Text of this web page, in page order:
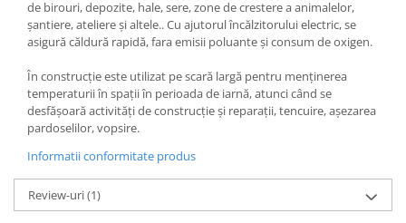
Semanatoare,Plantatoare
Sere
Suflante & Aspiratoare
Aspiratoare
Suflante Frunze
Unelte Gradinarit
Ventilatoare & Sisteme Racire
de birouri, depozite, hale, sere, zone de crestere a animalelor,
șantiere, ateliere și altele.. Cu ajutorul încălzitorului electric, se
asigură căldură rapidă, fara emisii poluante și consum de oxigen.
În construcție este utilizat pe scară largă pentru menținerea
temperaturii în spații în perioada de iarnă, atunci când se
desfășoară activități de construcție și reparații, tencuire, așezarea
pardoselilor, vopsire.
Informatii conformitate produs
Review-uri(1)